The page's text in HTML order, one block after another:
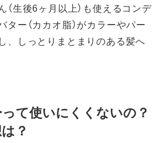
生後6ヶ月以上）も使えるコンデ
ー（カカオ脂）がカラーやパー
、しっとりまとまりのある髪へ
て使いにくくないの？
？